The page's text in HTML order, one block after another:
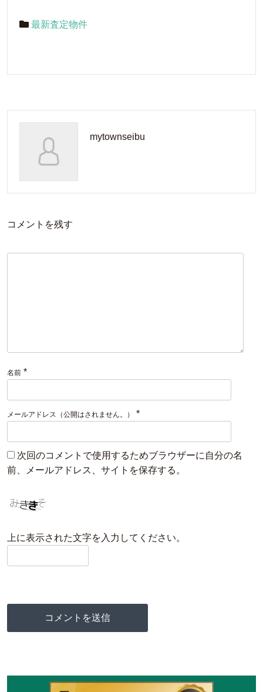
最新査定物件
mytownseibu
コメントを残す
名前 *
メールアドレス（公開はされません。） *
次回のコメントで使用するためブラウザーに自分の名
前、メールアドレス、サイトを保存する。
上に表示された文字を入力してください。